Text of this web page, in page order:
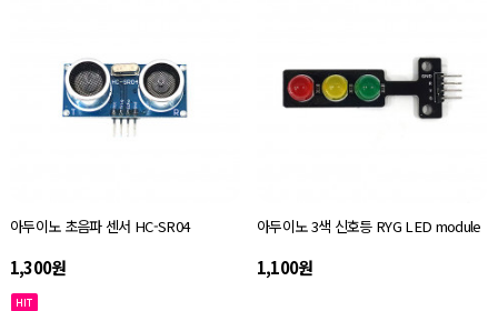
아두이노 초음파 센서 HC-SR04
1,300원
아두이노 3색 신호등 RYG LED module
1,100원